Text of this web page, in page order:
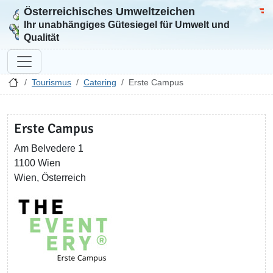
Zur Startseite
Österreichisches Umweltzeichen
Ihr unabhängiges Gütesiegel für Umwelt und
Qualität
Tourismus Catering Erste Campus
Erste Campus
Am Belvedere 1
1100 Wien
Wien, Österreich